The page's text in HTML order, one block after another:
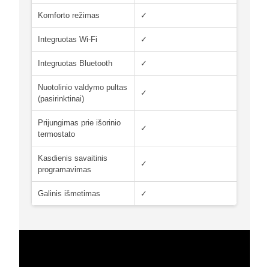
Komforto režimas ✓
Integruotas Wi-Fi ✓
Integruotas Bluetooth ✓
Nuotolinio valdymo pultas
(pasirinktinai)
✓
Prijungimas prie išorinio
termostato
✓
Kasdienis savaitinis
programavimas
✓
Galinis išmetimas ✓